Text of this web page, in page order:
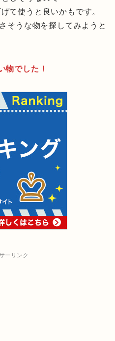
て使うと良いかもです。
そうな物を探してみようと
物でした！
ーリンク